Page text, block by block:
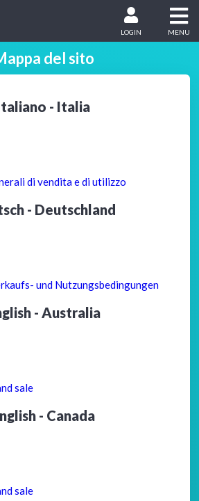
MENU
LOGIN
del sito
- Italia
di vendita e di utilizzo
- Deutschland
und Nutzungsbedingungen
- Australia
sale
- Canada
sale